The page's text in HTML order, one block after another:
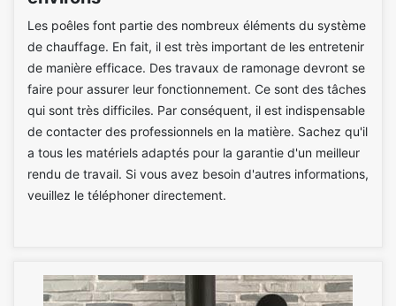
Les poêles font partie des nombreux éléments du système
de chauffage. En fait, il est très important de les entretenir
de manière efficace. Des travaux de ramonage devront se
faire pour assurer leur fonctionnement. Ce sont des tâches
qui sont très difficiles. Par conséquent, il est indispensable
de contacter des professionnels en la matière. Sachez qu'il
a tous les matériels adaptés pour la garantie d'un meilleur
rendu de travail. Si vous avez besoin d'autres informations,
veuillez le téléphoner directement.